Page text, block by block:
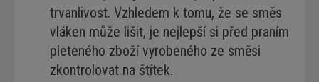
trvanlivost. Vzhledem k tomu, že se směs
vláken může lišit, je nejlepší si před praním
pleteného zboží vyrobeného ze směsi
zkontrolovat na štítek.